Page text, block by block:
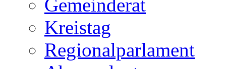
Gemeinderat
Kreistag
Regionalparlament